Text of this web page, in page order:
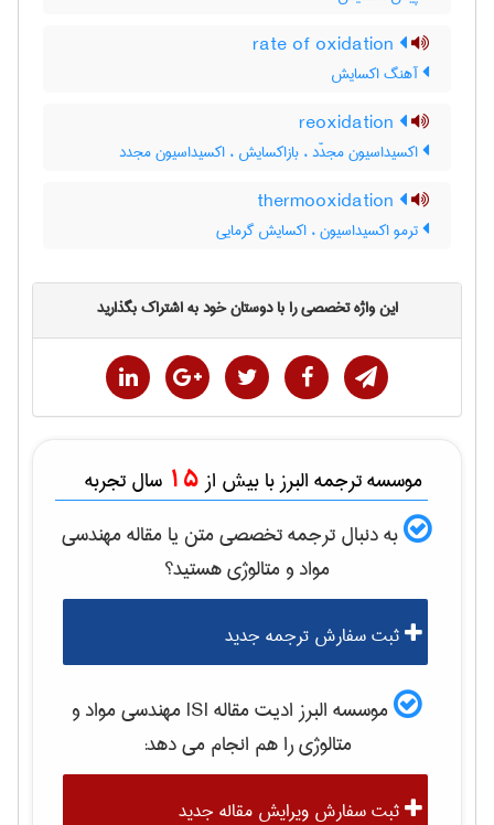
آهنگ اکسایش
اکسیداسیون مجدّد ، بازاکسایش ، اکسیداسیون مجدد
ترمو اکسیداسیون ، اکسایش گرمایی
این واژه تخصصی را با دوستان خود به اشتراک بگذارید
موسسه ترجمه البرز با بیش از 15 سال تجربه
به دنبال ترجمه تخصصی متن یا مقالهمهندسی
مواد و متالوژیهستید؟
ثبت سفارش ترجمه جدید
موسسه البرز ادیت مقاله ISI
مهندسی مواد و
متالوژیرا هم انجام می دهد:
ثبت سفارش ویرایش مقاله جدید